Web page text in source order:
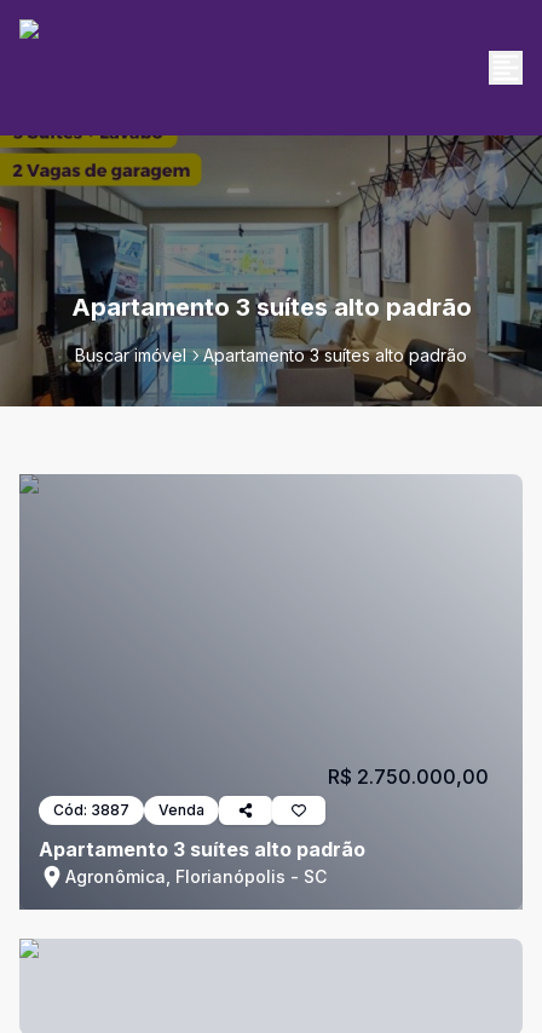
Apartamento 3 suítes alto padrão
Buscar imóvel Apartamento 3 suítes alto padrão
Cód: 3887 Venda
Apartamento 3 suítes alto padrão
Agronômica, Florianópolis - SC
R$ 2.750.000,00